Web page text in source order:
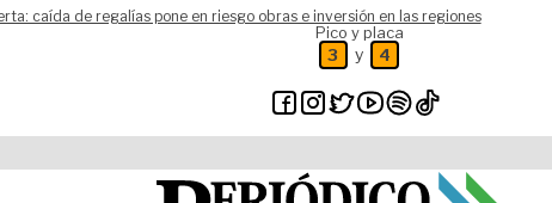
caída de regalías pone en riesgo obras e inversión en las regiones
Pico y placa
3 y 4